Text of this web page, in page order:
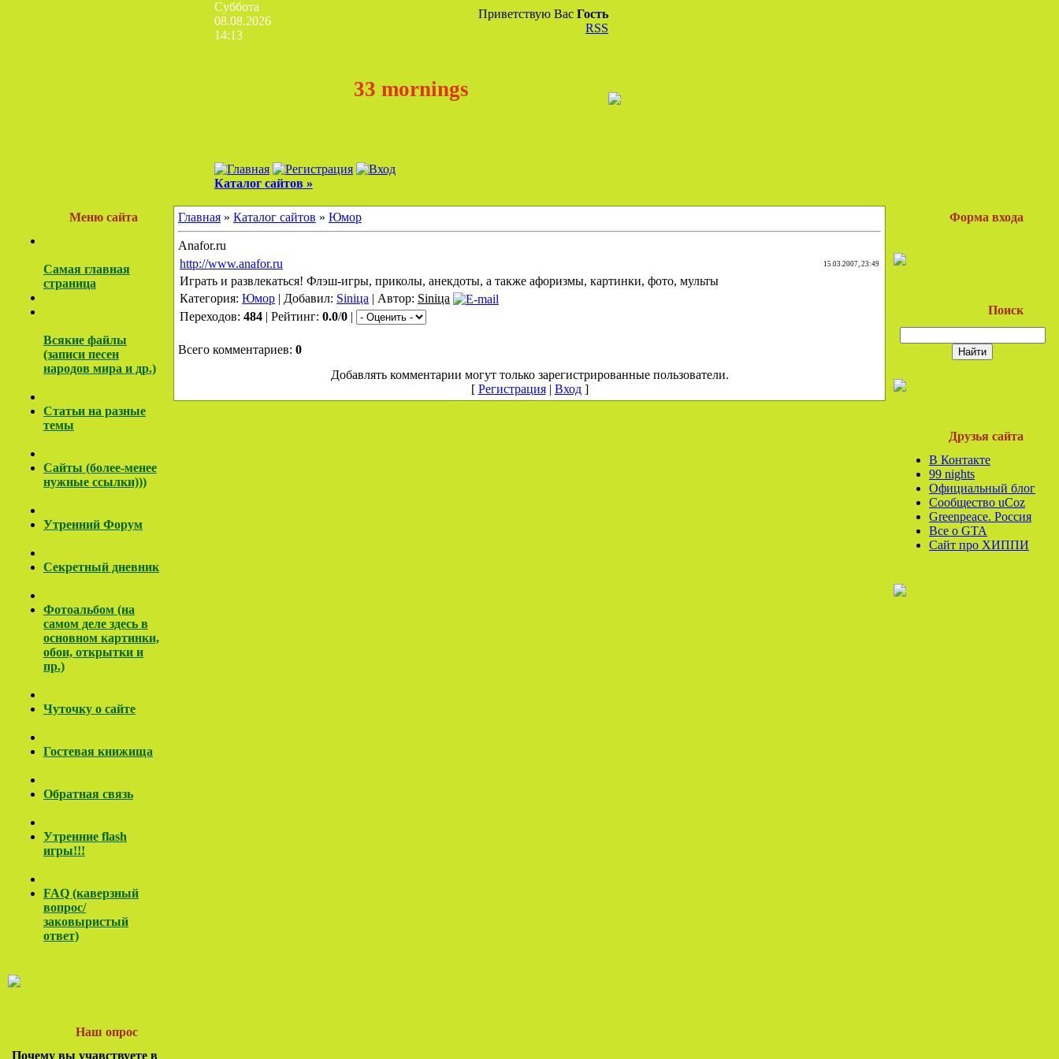
Суббота
08.08.2026
14:13
Приветствую Вас Гость
RSS
33 mornings
Каталог сайтов »
Меню сайта
Самая главная
страница
Всякие файлы
(записи песен
народов мира и др.)
Cтатьи на разные
темы
Сайты (более-менее
нужные ссылки)))
Утренний Форум
Секретный дневник
Фотоальбом (на
самом деле здесь в
основном картинки,
обои, открытки и
пр.)
Чуточку о сайте
Гостевая книжища
Обратная связь
Утренние flash
игры!!!
FAQ (каверзный
вопрос/
заковыристый
ответ)
Наш опрос
Почему вы учавствуете в
Главная » Каталог сайтов » Юмор
Anafor.ru
http://www.anafor.ru
15.03.2007, 23:49
Играть и развлекаться! Флэш-игры, приколы, анекдоты, а также афоризмы, картинки, фото, мульты
Категория: Юмор | Добавил: Siniца | Автор: Siniца
Переходов: 484 | Рейтинг: 0.0/0 |
Всего комментариев: 0
Добавлять комментарии могут только зарегистрированные пользователи.
[ Регистрация| Вход]
Форма входа
Поиск
Друзья сайта
В Контакте
99 nights
Официальный блог
Сообщество uCoz
Greenpeace. Россия
Все o GTA
Сайт про ХИППИ